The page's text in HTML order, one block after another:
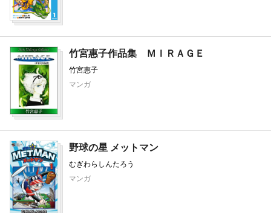
竹宮惠子作品集 ＭＩＲＡＧＥ
竹宮惠子
マンガ
野球の星 メットマン
むぎわらしんたろう
マンガ